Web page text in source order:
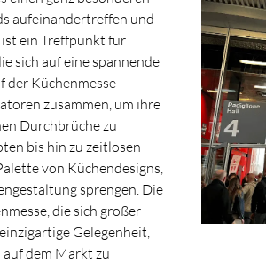
aufeinandertreffen und
ist ein Treffpunkt für
sich auf eine spannende
der Küchenmesse
zusammen, um ihre
Durchbrüche zu
bis hin zu zeitlosen
von Küchendesigns,
sprengen. Die
die sich großer
Gelegenheit,
dem Markt zu